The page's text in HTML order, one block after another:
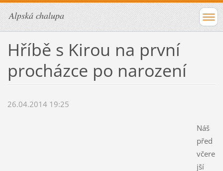
Alpská chalupa
Hříbě s Kirou na první
procházce po narození
26.04.2014 19:25
Náš
před
včere
jší